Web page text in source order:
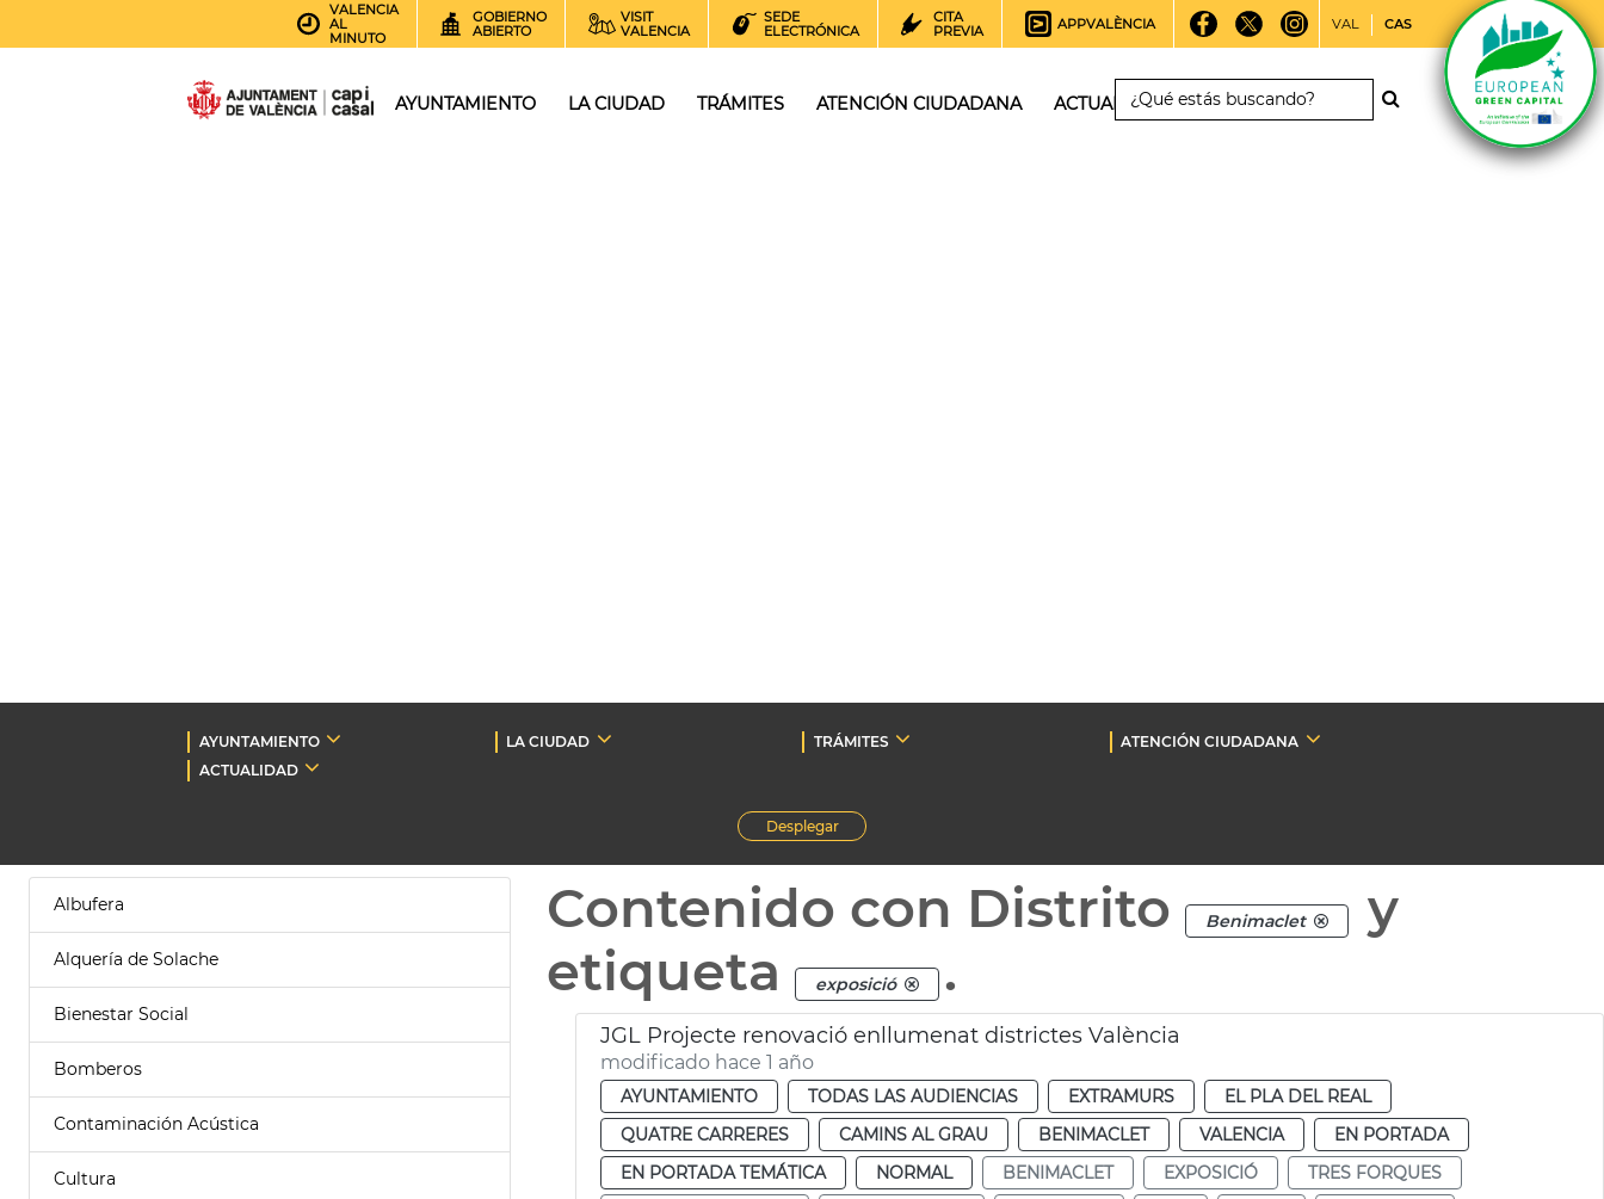
VALENCIA
AL
MINUTO
GOBIERNO
ABIERTO
VISIT
VALENCIA
SEDE
ELECTRÓNICA
CITA
PREVIA
APPVALÈNCIA VAL CAS
AYUNTAMIENTO LA CIUDAD TRÁMITES ATENCIÓN CIUDADANA ACTUALIDAD
AYUNTAMIENTO LA CIUDAD TRÁMITES
ATENCIÓN CIUDADANA
ACTUALIDAD
Desplegar
Albufera
Alquería de Solache
Bienestar Social
Bomberos
Contaminación Acústica
Cultura
Contenido con Distrito Benimaclet
y
etiqueta
exposició .
JGL Projecte renovació enllumenat districtes València
modificado hace 1 año
AYUNTAMIENTO TODAS LAS AUDIENCIAS EXTRAMURS
EL PLA DEL REAL
QUATRE CARRERES
CAMINS AL GRAU BENIMACLET VALENCIA
EN PORTADA
EN PORTADA TEMÁTICA
NORMAL BENIMACLET EXPOSICIÓ
TRES FORQUES